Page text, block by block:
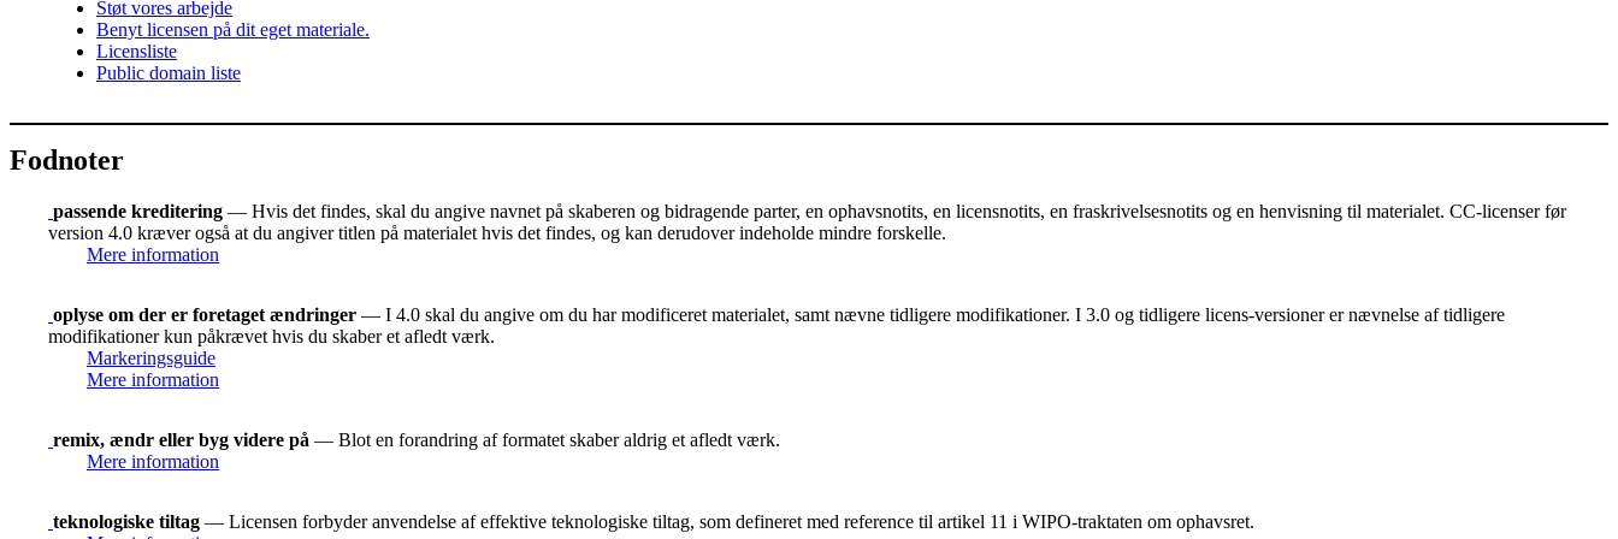
Støt vores arbejde
Benyt licensen på dit eget materiale.
Licensliste
Public domain liste
Fodnoter
passende kreditering — Hvis det findes, skal du angive navnet på skaberen og bidragende parter, en ophavsnotits, en licensnotits, en fraskrivelsesnotits og en henvisning til materialet. CC-licenser før
version 4.0 kræver også at du angiver titlen på materialet hvis det findes, og kan derudover indeholde mindre forskelle.
Mere information
oplyse om der er foretaget ændringer — I 4.0 skal du angive om du har modificeret materialet, samt nævne tidligere modifikationer. I 3.0 og tidligere licens-versioner er nævnelse af tidligere
modifikationer kun påkrævet hvis du skaber et afledt værk.
Markeringsguide
Mere information
remix, ændr eller byg videre på — Blot en forandring af formatet skaber aldrig et afledt værk.
Mere information
teknologiske tiltag — Licensen forbyder anvendelse af effektive teknologiske tiltag, som defineret med reference til artikel 11 i WIPO-traktaten om ophavsret.